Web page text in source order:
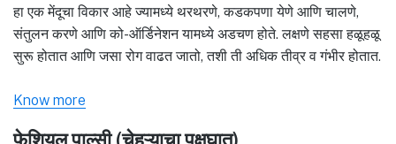
हा एक मेंदूचा विकार आहे ज्यामध्ये थरथरणे, कडकपणा येणे आणि चालणे,
संतुलन करणे आणि को-ऑर्डिनेशन यामध्ये अडचण होते. लक्षणे सहसा हळूहळू
सुरू होतात आणि जसा रोग वाढत जातो, तशी ती अधिक तीव्र व गंभीर होतात.
Know more